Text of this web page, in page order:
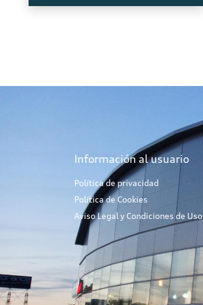
Información al usuario
Política de privacidad
Política de Cookies
Aviso Legal y Condiciones de Uso